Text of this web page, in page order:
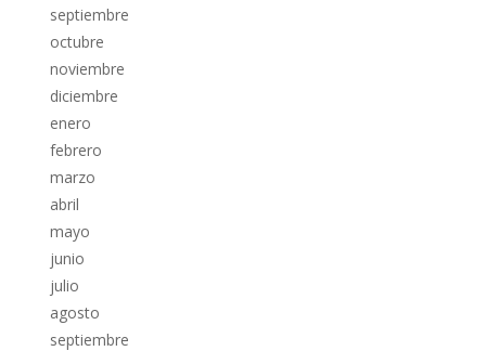
septiembre
octubre
noviembre
diciembre
enero
febrero
marzo
abril
mayo
junio
julio
agosto
septiembre